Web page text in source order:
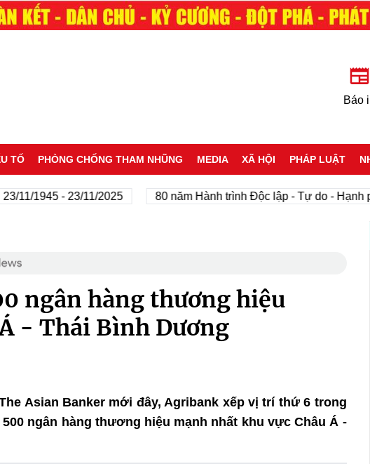
Báo
TỐ PHÒNG CHỐNG THAM NHŨNG MEDIA XÃ HỘI PHÁP LUẬT
1945 - 23/11/2025 80 năm Hành trình Độc lập - Tự do - Hạnh phúc
ngân hàng thương hiệu
- Thái Bình Dương
Asian Banker mới đây, Agribank xếp vị trí thứ 6 trong
500 ngân hàng thương hiệu mạnh nhất khu vực Châu Á -